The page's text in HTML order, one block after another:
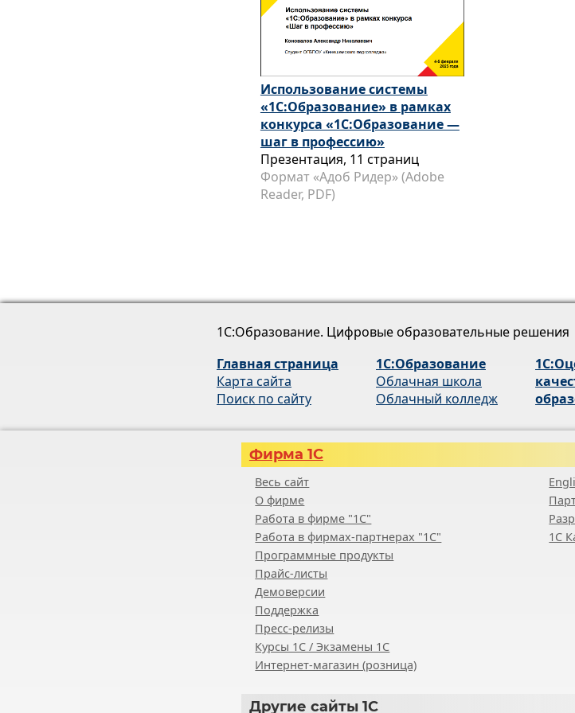
Использование системы
«1С:Образование» в рамках
конкурса «1С:Образование —
шаг в профессию»
Презентация, 11 страниц
Формат «Адоб Ридер» (Adobe
Reader, PDF)
1С:Образование. Цифровые образовательные решения
Главная страница
Карта сайта
Поиск по сайту
1С:Образование
Облачная школа
Облачный колледж
Фирма 1С
Весь сайт
О фирме
Работа в фирме "1С"
Работа в фирмах-партнерах "1С"
Программные продукты
Прайс-листы
Демоверсии
Поддержка
Пресс-релизы
Курсы 1С / Экзамены 1С
Интернет-магазин (розница)
1С
Другие сайты 1С